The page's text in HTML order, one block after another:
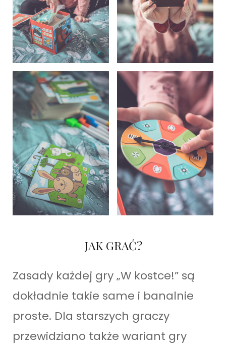
JAK GRAĆ?
Zasady każdej gry „W kostce!” są
dokładnie takie same i banalnie
proste. Dla starszych graczy
przewidziano także wariant gry